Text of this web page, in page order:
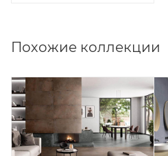
Похожие коллекции